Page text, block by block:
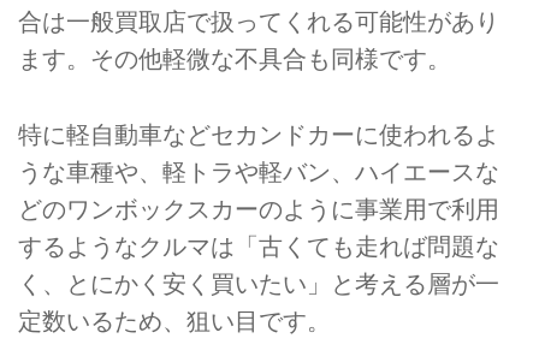
合は一般買取店で扱ってくれる可能性があり
ます。その他軽微な不具合も同様です。
特に軽自動車などセカンドカーに使われるよ
うな車種や、軽トラや軽バン、ハイエースな
どのワンボックスカーのように事業用で利用
するようなクルマは「古くても走れば問題な
く、とにかく安く買いたい」と考える層が一
定数いるため、狙い目です。